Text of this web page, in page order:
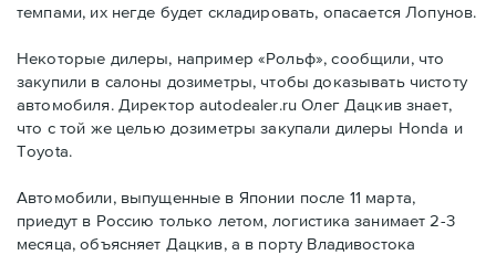
темпами, их негде будет складировать, опасается Лопунов.
Некоторые дилеры, например «Рольф», сообщили, что
закупили в салоны дозиметры, чтобы доказывать чистоту
автомобиля. Директор autodealer.ru Олег Дацкив знает,
что с той же целью дозиметры закупали дилеры Honda и
Toyota.
Автомобили, выпущенные в Японии после 11 марта,
приедут в Россию только летом, логистика занимает 2-3
месяца, объясняет Дацкив, а в порту Владивостока